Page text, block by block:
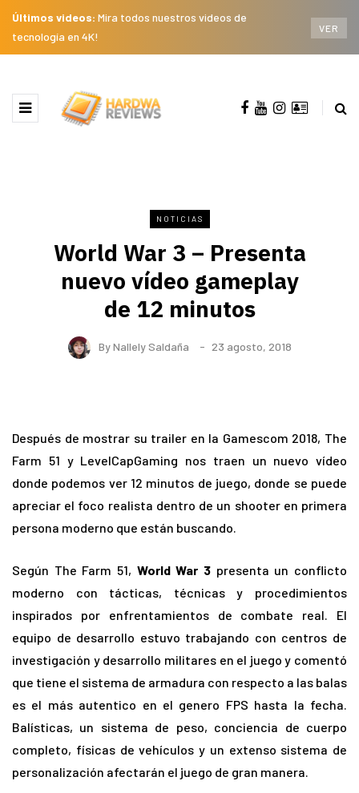
Últimos videos: Mira todos nuestros videos de
tecnología en 4K!
VER
NOTICIAS
World War 3 – Presenta
nuevo vídeo gameplay
de 12 minutos
ByNallely Saldaña 23 agosto, 2018
Después de mostrar su trailer en la Gamescom 2018, The
Farm 51 y LevelCapGaming nos traen un nuevo vídeo
donde podemos ver 12 minutos de juego, donde se puede
apreciar el foco realista dentro de un shooter en primera
persona moderno que están buscando.
Según The Farm 51, World War 3 presenta un conflicto
moderno con tácticas, técnicas y procedimientos
inspirados por enfrentamientos de combate real. El
equipo de desarrollo estuvo trabajando con centros de
investigación y desarrollo militares en el juego y comentó
que tiene el sistema de armadura con respecto a las balas
es el más autentico en el genero FPS hasta la fecha.
Balísticas, un sistema de peso, conciencia de cuerpo
completo, físicas de vehículos y un extenso sistema de
personalización afectarán el juego de gran manera.